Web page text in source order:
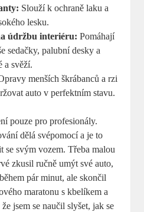
Slouží k‍ ochraně laku​ a
lesku.
údržbu⁤ interiéru: ‌Pomáhají
sedačky, palubní desky a
a svěží.
menších⁤ škrábanců⁤ a rzi
auto v⁢ perfektním stavu.
pouze pro profesionály.
dělá svépomocí ⁤a⁤ je to⁤
se svým ⁢vozem. Třeba malou​
zkusil ručně umýt své auto,
pár minut, ale skončil
maratonu s kbelíkem ⁢a
jsem se naučil slyšet, jak⁤ se